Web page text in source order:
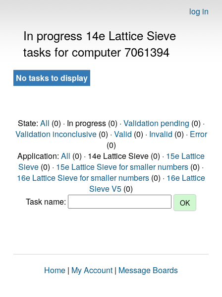
log in
In progress 14e Lattice Sieve
tasks for computer 7061394
No tasks to display
State: All (0) · In progress (0) · Validation pending (0) ·
Validation inconclusive(0) · Valid (0) · Invalid (0) · Error
(0)
Application: All (0) · 14e Lattice Sieve (0) · 15e Lattice
Sieve (0) · 15e Lattice Sieve for smaller numbers (0) ·
16e Lattice Sieve for smaller numbers (0) · 16e Lattice
Sieve V5 (0)
Task name:
Home | My Account | Message Boards